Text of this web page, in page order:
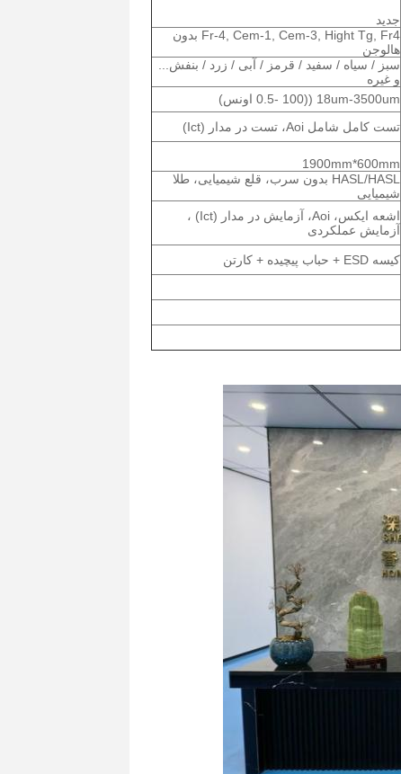
جدید
Fr-4, Cem-1, Cem-3, Hight Tg, Fr4 بدون
هالوجن
سبز / سیاه / سفید / قرمز / آبی / زرد / بنفش...
و غیره
18um-3500um ((0.5- 100 اونس)
تست کامل شامل Aoi، تست در مدار (Ict)
1900mm*600mm
HASL/HASL بدون سرب، قلع شیمیایی، طلا
شیمیایی
اشعه ایکس، Aoi، آزمایش در مدار (Ict) ،
آزمایش عملکردی
کیسه ESD + حباب پیچیده + کارتن